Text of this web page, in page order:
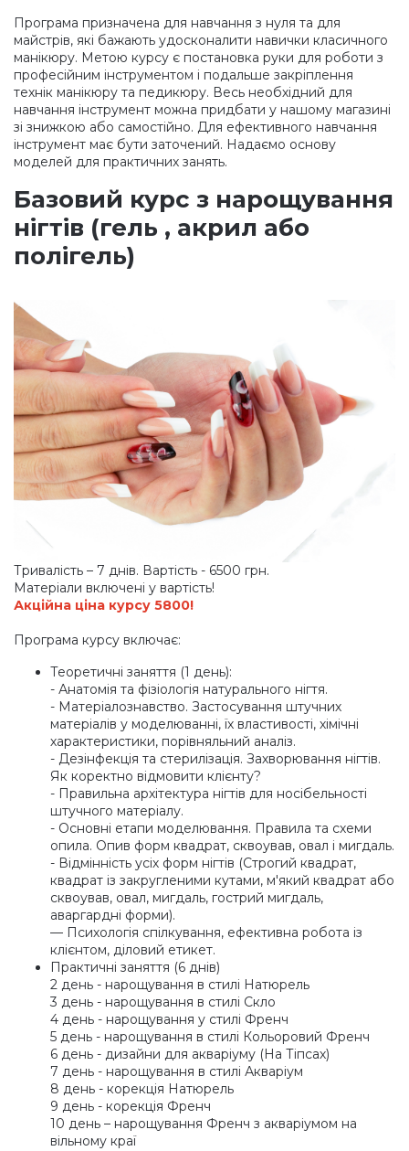
Програма призначена для навчання з нуля та для
майстрів, які бажають удосконалити навички класичного
манікюру. Метою курсу є постановка руки для роботи з
професійним інструментом і подальше закріплення
технік манікюру та педикюру. Весь необхідний для
навчання інструмент можна придбати у нашому магазині
зі знижкою або самостійно. Для ефективного навчання
інструмент має бути заточений. Надаємо основу
моделей для практичних занять.
Базовий курс з нарощування
нігтів (гель , акрил або
полігель)
Тривалість – 7 днів. Вартість - 6500 грн.
Матеріали включені у вартість!
Акційна ціна курсу 5800!
Програма курсу включає:
Теоретичні заняття (1 день):
- Анатомія та фізіологія натурального нігтя.
- Матеріалознавство. Застосування штучних
матеріалів у моделюванні, їх властивості, хімічні
характеристики, порівняльний аналіз.
- Дезінфекція та стерилізація. Захворювання нігтів.
Як коректно відмовити клієнту?
- Правильна архітектура нігтів для носібельності
штучного матеріалу.
- Основні етапи моделювання. Правила та схеми
опила. Опив форм квадрат, сквоував, овал і мигдаль.
- Відмінність усіх форм нігтів (Строгий квадрат,
квадрат із закругленими кутами, м'який квадрат або
сквоував, овал, мигдаль, гострий мигдаль,
аваргардні форми).
— Психологія спілкування, ефективна робота із
клієнтом, діловий етикет.
Практичні заняття (6 днів)
2 день - нарощування в стилі Натюрель
3 день - нарощування в стилі Скло
4 день - нарощування у стилі Френч
5 день - нарощування в стилі Кольоровий Френч
6 день - дизайни для акваріуму (На Тіпсах)
7 день - нарощування в стилі Акваріум
8 день - корекція Натюрель
9 день - корекція Френч
10 день – нарощування Френч з акваріумом на
вільному краї